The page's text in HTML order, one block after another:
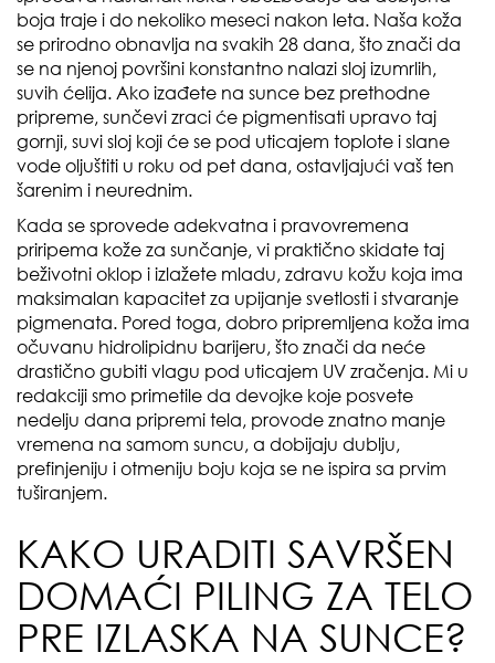
boja traje i do nekoliko meseci nakon leta. Naša koža
se prirodno obnavlja na svakih 28 dana, što znači da
se na njenoj površini konstantno nalazi sloj izumrlih,
suvih ćelija. Ako izađete na sunce bez prethodne
pripreme, sunčevi zraci će pigmentisati upravo taj
gornji, suvi sloj koji će se pod uticajem toplote i slane
vode oljuštiti u roku od pet dana, ostavljajući vaš ten
šarenim i neurednim.
Kada se sprovede adekvatna i pravovremena
priripema kože za sunčanje, vi praktično skidate taj
beživotni oklop i izlažete mladu, zdravu kožu koja ima
maksimalan kapacitet za upijanje svetlosti i stvaranje
pigmenata. Pored toga, dobro pripremljena koža ima
očuvanu hidrolipidnu barijeru, što znači da neće
drastično gubiti vlagu pod uticajem UV zračenja. Mi u
redakciji smo primetile da devojke koje posvete
nedelju dana pripremi tela, provode znatno manje
vremena na samom suncu, a dobijaju dublju,
prefinjeniju i otmeniju boju koja se ne ispira sa prvim
tuširanjem.
KAKO URADITI SAVRŠEN
DOMAĆI PILING ZA TELO
PRE IZLASKA NA SUNCE?